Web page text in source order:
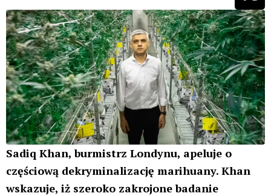
b
o
o
k
i
t
t
e
r
Sadiq Khan, burmistrz Londynu, apeluje o
częściową dekryminalizację marihuany. Khan
wskazuje, iż szeroko zakrojone badanie